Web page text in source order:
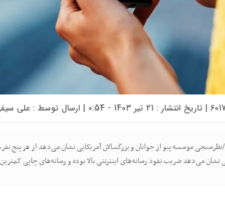
علی
نظرسنجی موسسه پیو از جوانان و بزرگسالان آمریکایی نشان می‌دهد از هر
نشان می‌دهد ضریب نفوذ رسانه‌های اینترنتی بالا بوده و رسانه‌های چاپی کمترین